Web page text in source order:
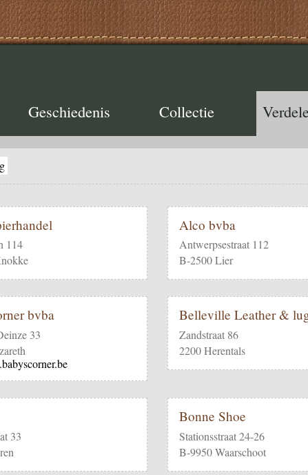
Geschiedenis Collectie
114
Alco bvba
Antwerpsestraat 112
B-2500 Lier
bvba
33
Belleville Leather &
Zandstraat 86
2200 Herentals
33
Bonne Shoe
Stationsstraat 24-26
B-9950 Waarschoot